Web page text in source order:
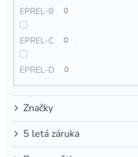
EPREL-B 0
EPREL-C 0
EPREL-D 0
Značky
5 letá záruka